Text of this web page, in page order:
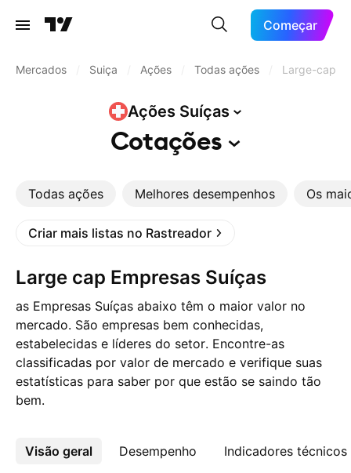
Começar
Mercados Suiça Ações Todas ações Large-cap
Ações Suíças
Cotações
Todas ações Melhores desempenhos Os
Criar mais listas no Rastreador
Large cap Empresas Suíças
as Empresas Suíças abaixo têm o maior valor no
mercado. São empresas bem conhecidas,
estabelecidas e líderes do setor. Encontre-as
classificadas por valor de mercado e verifique suas
estatísticas para saber por que estão se saindo tão
bem.
Visão geral Desempenho Indicadores técnicos
Mais